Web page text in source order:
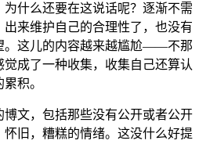
什么还要在这说话呢？逐渐不需
来维护自己的合理性了，也没有
。这儿的内容越来越尴尬——不那
成了一种收集，收集自己还算认
积。
文，包括那些没有公开或者公开
旧，糟糕的情绪。这没什么好提